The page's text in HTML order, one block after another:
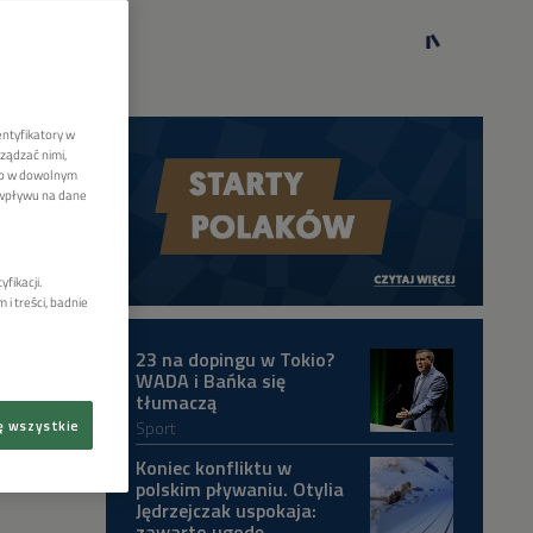
23 na dopingu w Tokio?
WADA i Bańka się
tłumaczą
Sport
Koniec konfliktu w
polskim pływaniu. Otylia
Jędrzejczak uspokaja:
w
nimi,
w dowolnym
na dane
i treści, badnie
wszystkie